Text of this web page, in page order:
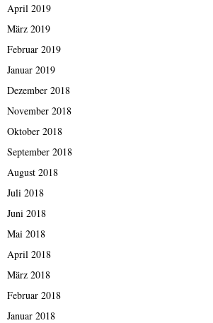
April 2019
März 2019
Februar 2019
Januar 2019
Dezember 2018
November 2018
Oktober 2018
September 2018
August 2018
Juli 2018
Juni 2018
Mai 2018
April 2018
März 2018
Februar 2018
Januar 2018